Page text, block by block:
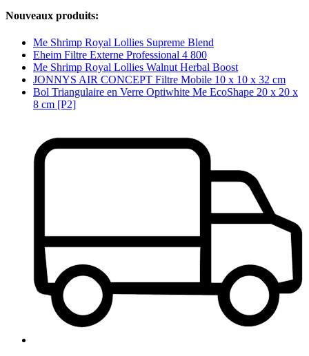
Nouveaux produits:
Me Shrimp Royal Lollies Supreme Blend
Eheim Filtre Externe Professional 4 800
Me Shrimp Royal Lollies Walnut Herbal Boost
JONNYS AIR CONCEPT Filtre Mobile 10 x 10 x 32 cm
Bol Triangulaire en Verre Optiwhite Me EcoShape 20 x 20 x
8 cm [P2]